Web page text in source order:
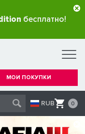
бесплатно!
МОИ ПОКУПКИ
RUB 0